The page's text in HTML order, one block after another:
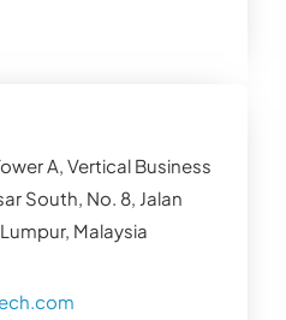
A, Vertical Business
South, No. 8, Jalan
Malaysia